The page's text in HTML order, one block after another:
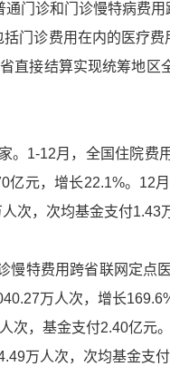
门诊和门诊慢特病费
门诊费用在内的医疗
直接结算实现统筹地区
1-12月，全国住院费
元，增长22.1%。12
次，次均基金支付1.43
特费用跨省联网定点
万人次，增长
次，基金支付2.40亿元
万人次，次均基金支付